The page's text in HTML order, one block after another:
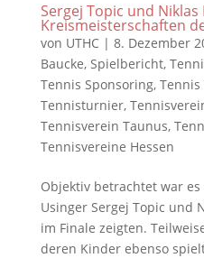
Sergej Topic und
Kreismeisterschaften
von UTHC| 8. Dezember
Baucke, Spielbericht,
Tennis Sponsoring,
Tennisturnier,
Tennisverein Taunus,
Tennisvereine Hessen
Objektiv betrachtet war
Usinger Sergej Topic und
im Finale zeigten.
deren Kinder ebenso